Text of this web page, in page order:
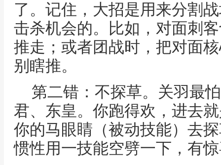
了。记住，大招是用来分割
击杀机会的。比如，对面刺
推走；或者团战时，把对面
别瞎推。
第二错：不探草。关羽最
君、东皇。你跑得欢，进去
你的马眼睛（被动技能）去
惯性用一技能空劈一下，有